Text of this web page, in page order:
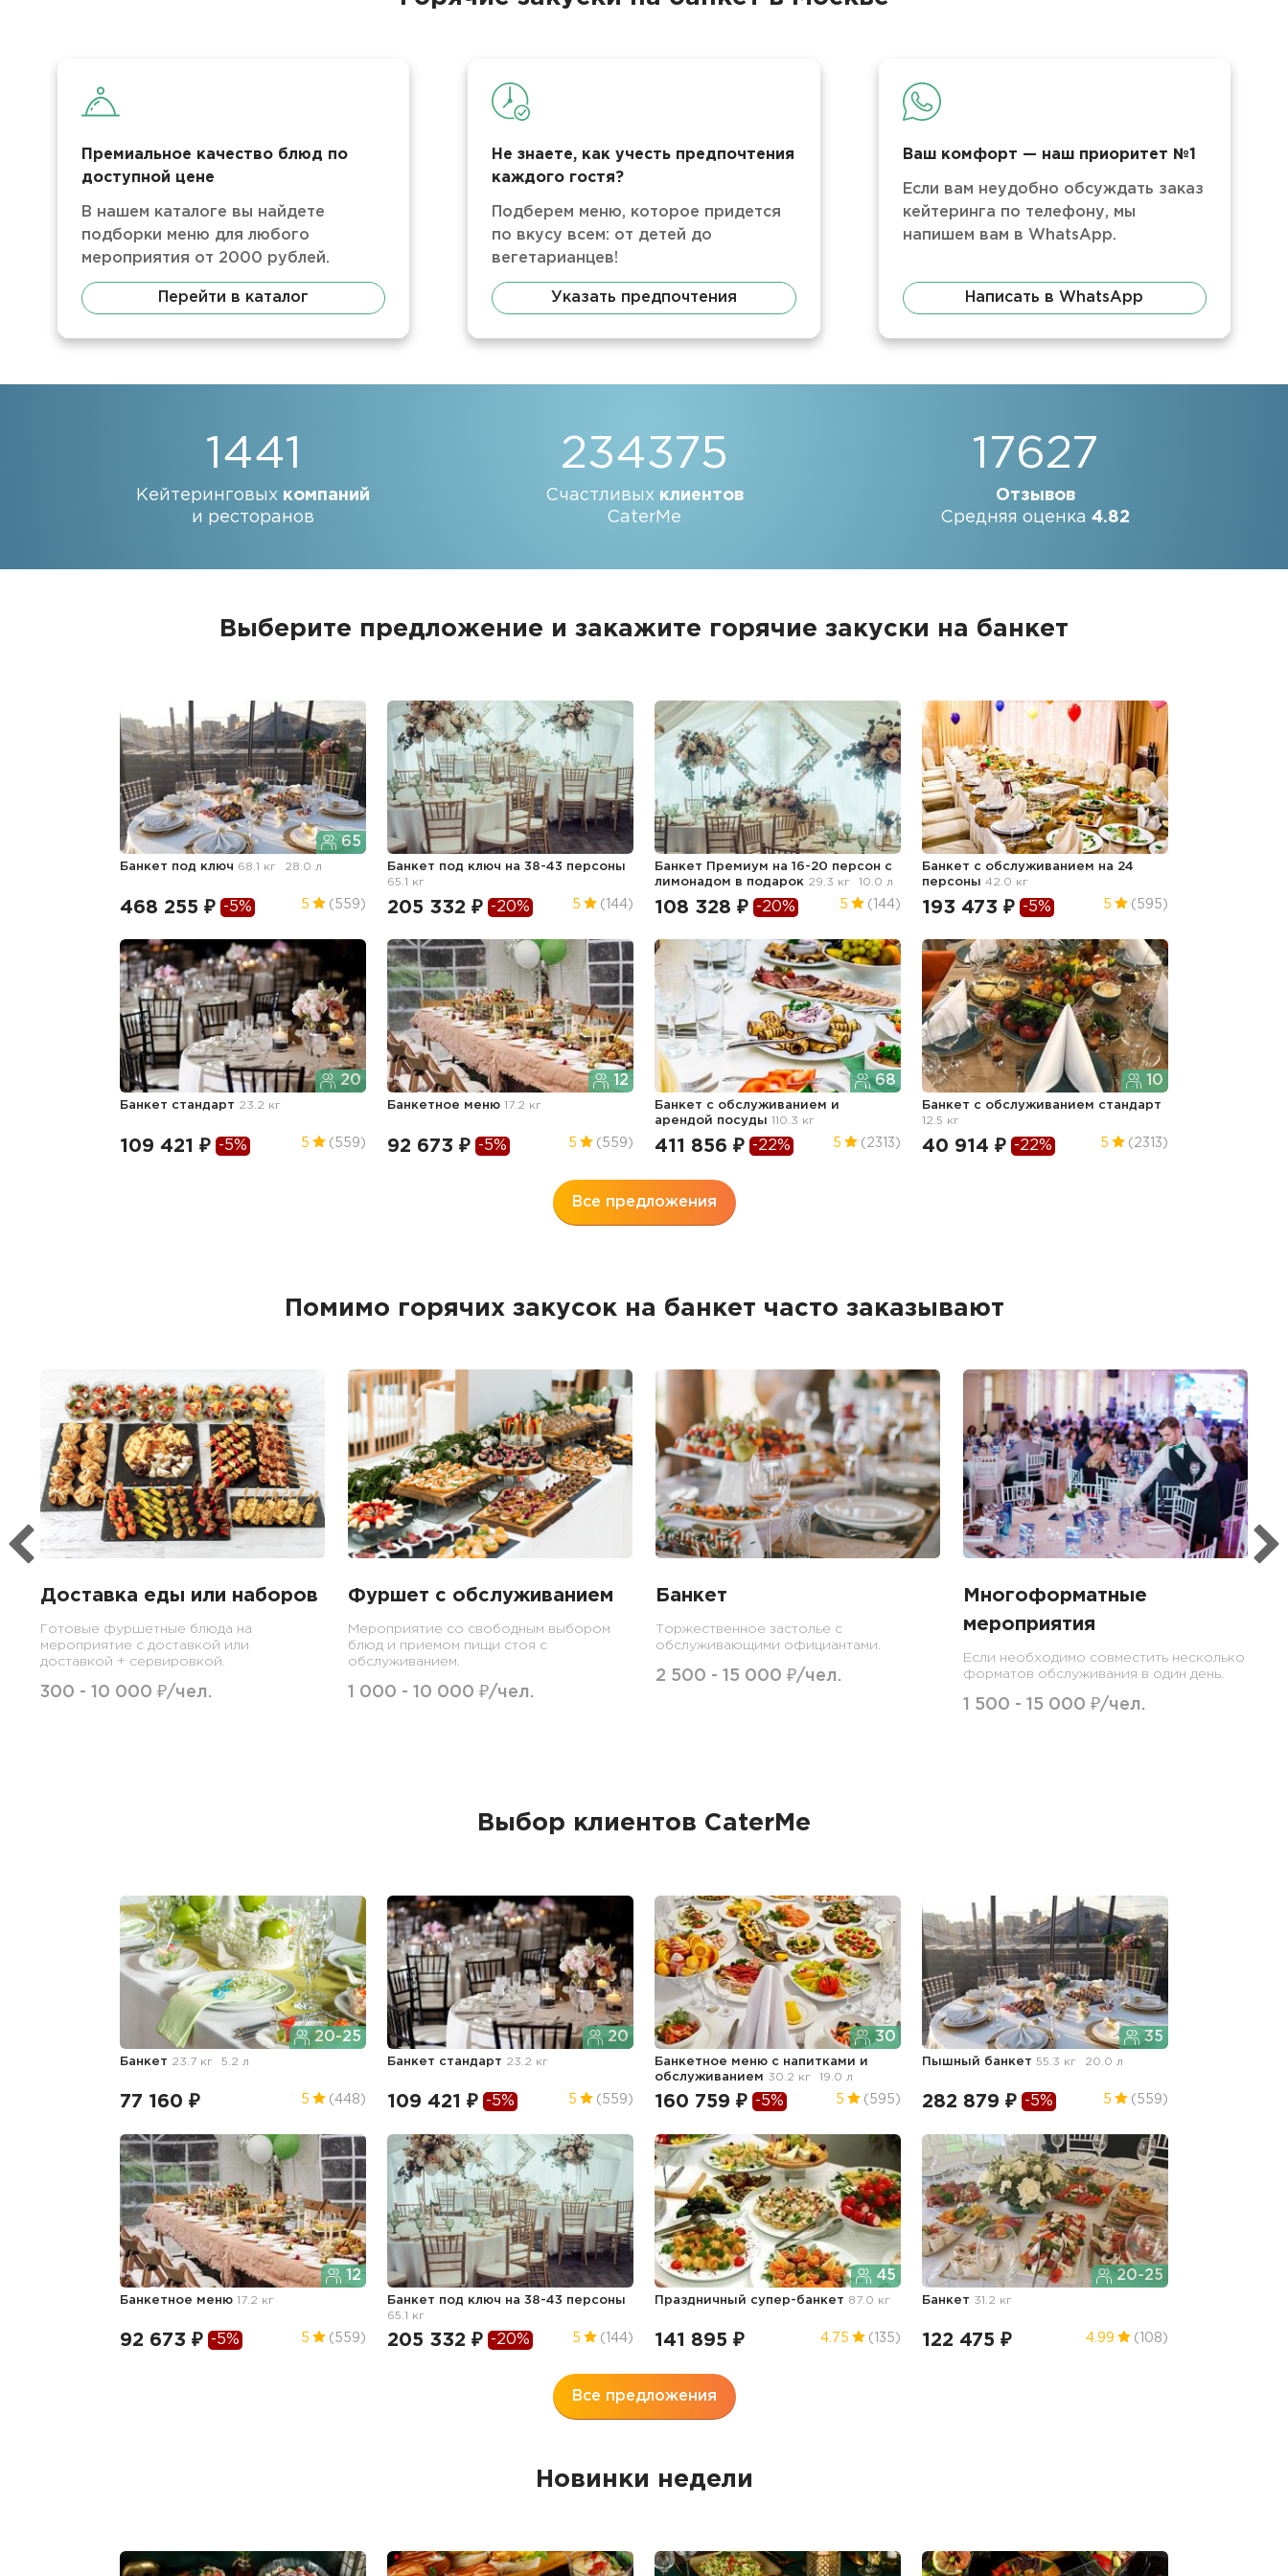
Премиальное качество блюд по
доступной цене
В нашем каталоге вы найдете
подборки меню для любого
мероприятия от 2000 рублей.
Перейти в каталог
Не знаете, как учесть предпочтения
каждого гостя?
Подберем меню, которое придется
по вкусу всем: от детей до
вегетарианцев!
Указать предпочтения
Ваш комфорт — наш приоритет №1
Если вам неудобно обсуждать заказ
кейтеринга по телефону, мы
напишем вам в WhatsApp.
Написать в WhatsApp
1441
Кейтеринговых компаний
и ресторанов
234375
Счастливых клиентов
CaterMe
17627
Отзывов
Средняя оценка 4.82
Выберите предложение и закажите горячие закуски на банкет
65
Банкет под ключ 68.1 кг 28.0 л
468 255 ₽ -5% 5 (559)
Банкет под ключ на 38-43 персоны
65.1 кг
205 332 ₽ -20% 5 (144)
Банкет Премиум на 16-20 персон с
лимонадом в подарок 29.3 кг 10.0 л
108 328 ₽ -20% 5 (144)
Банкет с обслуживанием на 24
персоны42.0 кг
193 473 ₽ -5% 5 (595)
20
Банкет стандарт 23.2 кг
109 421 ₽ -5% 5 (559)
12
Банкетное меню 17.2 кг
92 673 ₽ -5% 5 (559)
68
Банкет с обслуживанием и
арендой посуды
110.3 кг
411 856 ₽ -22% 5 (2313)
10
Банкет с обслуживанием стандарт
12.5 кг
40 914 ₽ -22% 5 (2313)
Все предложения
Помимо горячих закусок на банкет часто заказывают
Доставка еды или наборов
Готовые фуршетные блюда на
мероприятие с доставкой или
доставкой + сервировкой.
300 - 10 000 ₽/чел.
Фуршет с обслуживанием
Мероприятие со свободным выбором
блюд и приемом пищи стоя с
обслуживанием.
1 000 - 10 000 ₽/чел.
Банкет
Торжественное застолье с
обслуживающими официантами.
2 500 - 15 000 ₽/чел.
Многоформатные
мероприятия
Если необходимо совместить несколько
форматов обслуживания в один день.
1 500 - 15 000 ₽/чел.
Выбор клиентов CaterMe
20-25
Банкет 23.7 кг 5.2 л
77 160 ₽ 5 (448)
20
Банкет стандарт 23.2 кг
109 421 ₽ -5% 5 (559)
30
Банкетное меню с напитками и
обслуживанием 30.2 кг 19.0 л
160 759 ₽ -5% 5 (595)
35
Пышный банкет55.3 кг 20.0 л
282 879 ₽ -5% 5 (559)
12
Банкетное меню17.2 кг
92 673 ₽ -5% 5 (559)
Банкет под ключ на 38-43 персоны
65.1 кг
205 332 ₽ -20% 5 (144)
45
Праздничный супер-банкет 87.0 кг
141 895 ₽ 4.75 (135)
20-25
Банкет 31.2 кг
122 475 ₽ 4.99 (108)
Все предложения
Новинки недели